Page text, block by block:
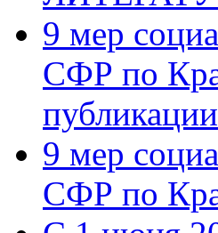
9 мер
СФР по
публикации
9 мер
СФР по